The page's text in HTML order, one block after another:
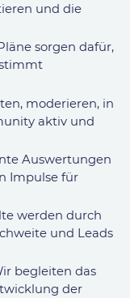
und die
sorgen dafür,
moderieren, in
aktiv und
Auswertungen
Impulse für
werden durch
und Leads
begleiten das
der